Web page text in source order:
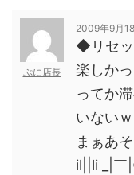
ぷに店長
2009年9月
◆リセ
楽しか
ってか
いない
まぁあ
il||li _|